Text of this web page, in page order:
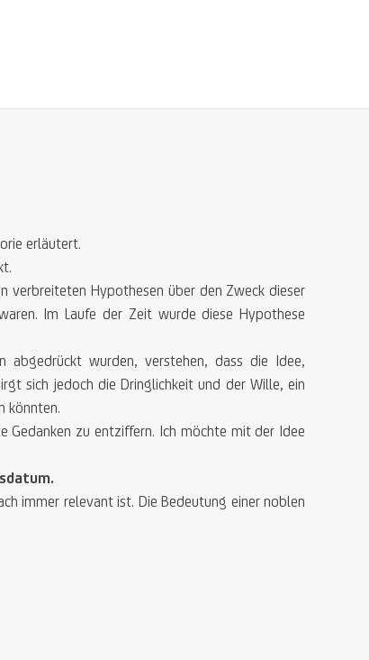
erläutert.
verbreiteten Hypothesen über den Zweck dieser
Im Laufe der Zeit wurde diese Hypothese
wurden, verstehen, dass die Idee,
sich jedoch die Dringlichkeit und der Wille, ein
könnten.
zu entziffern. Ich möchte mit der Idee
immer relevant ist. Die Bedeutung einer noblen